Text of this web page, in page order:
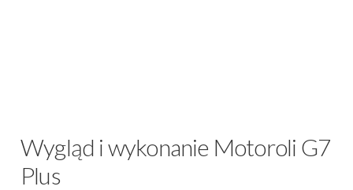
Wygląd i wykonanie Motoroli G7
Plus